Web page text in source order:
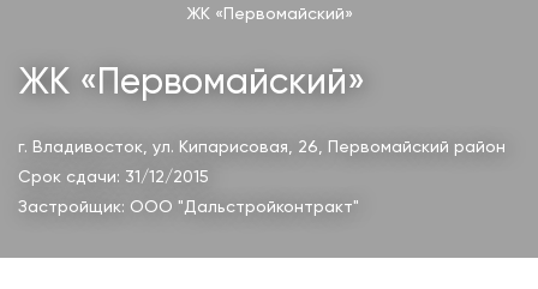
ЖК «Первомайский»
ЖК «Первомайский»
г. Владивосток, ул. Кипарисовая, 26, Первомайский район
Срок сдачи: 31/12/2015
Застройщик: ООО "Дальстройконтракт"